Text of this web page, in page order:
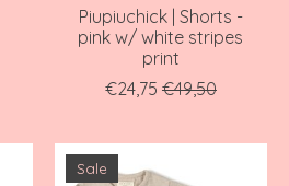
Piupiuchick | Shorts -
pink w/ white stripes
print
€24,75 €49,50
Sale